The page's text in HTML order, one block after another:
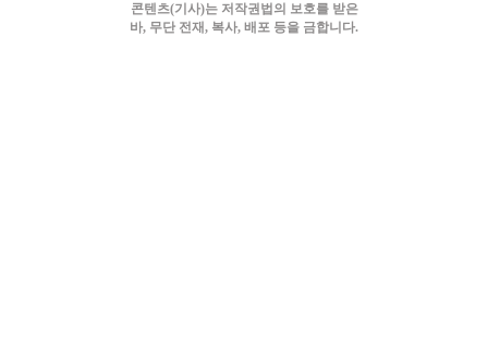
콘텐츠(기사)는 저작권법의 보호를 받은
바, 무단 전재, 복사, 배포 등을 금합니다.